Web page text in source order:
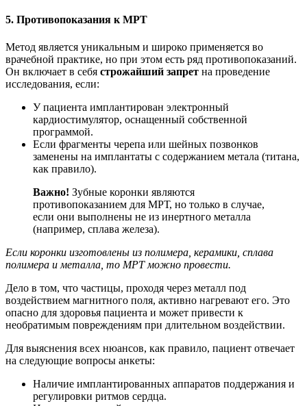
5. Противопоказания к МРТ
Метод является уникальным и широко применяется во
врачебной практике, но при этом есть ряд противопоказаний.
Он включает в себя строжайший запрет на проведение
исследования, если:
У пациента имплантирован электронный
кардиостимулятор, оснащенный собственной
программой.
Если фрагменты черепа или шейных позвонков
заменены на имплантаты с содержанием метала (титана,
как правило).
Важно! Зубные коронки являются
противопоказанием для МРТ, но только в случае,
если они выполнены не из инертного металла
(например, сплава железа).
Если коронки изготовлены из полимера, керамики, сплава
полимера и металла, то МРТ можно провести.
Дело в том, что частицы, проходя через металл под
воздействием магнитного поля, активно нагревают его. Это
опасно для здоровья пациента и может привести к
необратимым повреждениям при длительном воздействии.
Для выяснения всех нюансов, как правило, пациент отвечает
на следующие вопросы анкеты:
Наличие имплантированных аппаратов поддержания и
регулировки ритмов сердца.